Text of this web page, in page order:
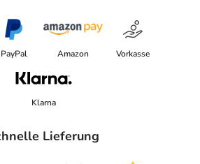
PayPal Amazon Vorkasse
Klarna
Lieferung